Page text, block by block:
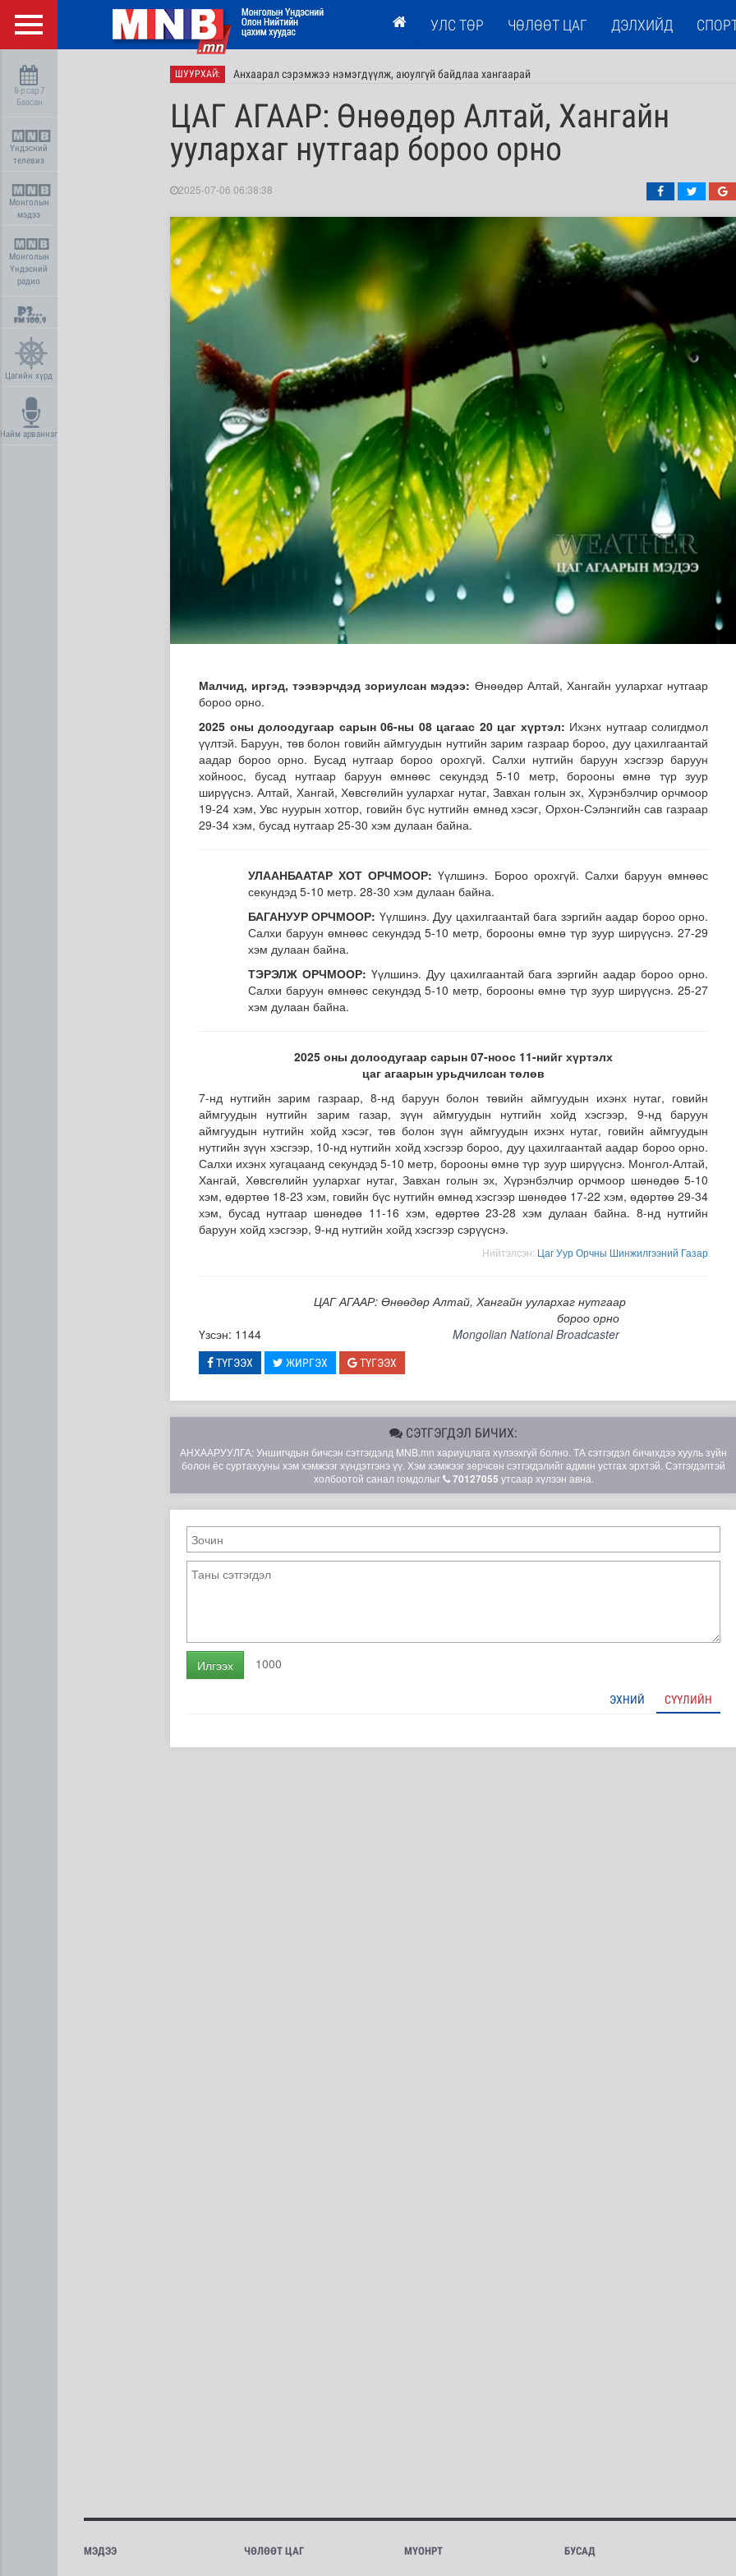
УЛС ТӨР ЧӨЛӨӨТ ЦАГ ДЭЛХИЙД
8-р сар 7
Баасан
Үндэсний
телевиз
Монголын
мэдээ
Монголын
Үндэсний
радио
Цагийн хүрд
Найм арваннэг
ШУУРХАЙ: Анхаарал сэрэмжээ нэмэгдүүлж, аюулгүй байдлаа хангаарай
Нийгмийн даатгалын сангийн хөрөнгө 7.6 тэрбум төгрөгөөр арвижлаа
Сумдын халаалтын төвүүдийн засвар, шинэчлэлийг бүрэн хийж, хувийн хэвшил рүү м..
Эртний ойг хамгаалахын тулд Канадын иргэд мод бэлтгэгчдийн замыг хааж байна
ЦАГ АГААР: Өнөөдөр Алтай, Хангайн
уулархаг нутгаар бороо орно
2025-07-06 06:38:38
Малчид, иргэд, тээвэрчдэд зориулсан мэдээ: Өнөөдөр Алтай, Хангайн уулархаг нутгаар
бороо орно.
2025 оны долоодугаар сарын 06-ны 08 цагаас 20 цаг хүртэл: Ихэнх нутгаар солигдмол
үүлтэй. Баруун, төв болон говийн аймгуудын нутгийн зарим газраар бороо, дуу цахилгаантай
аадар бороо орно. Бусад нутгаар бороо орохгүй. Салхи нутгийн баруун хэсгээр баруун
хойноос, бусад нутгаар баруун өмнөөс секундэд 5-10 метр, борооны өмнө түр зуур
ширүүснэ. Алтай, Хангай, Хөвсгөлийн уулархаг нутаг, Завхан голын эх, Хүрэнбэлчир орчмоор
19-24 хэм, Увс нуурын хотгор, говийн бүс нутгийн өмнөд хэсэг, Орхон-Сэлэнгийн сав газраар
29-34 хэм, бусад нутгаар 25-30 хэм дулаан байна.
УЛААНБААТАР ХОТ ОРЧМООР: Үүлшинэ. Бороо орохгүй. Салхи баруун өмнөөс
секундэд 5-10 метр. 28-30 хэм дулаан байна.
БАГАНУУР ОРЧМООР: Үүлшинэ. Дуу цахилгаантай бага зэргийн аадар бороо орно.
Салхи баруун өмнөөс секундэд 5-10 метр, борооны өмнө түр зуур ширүүснэ. 27-29
хэм дулаан байна.
ТЭРЭЛЖ ОРЧМООР: Үүлшинэ. Дуу цахилгаантай бага зэргийн аадар бороо орно.
Салхи баруун өмнөөс секундэд 5-10 метр, борооны өмнө түр зуур ширүүснэ. 25-27
хэм дулаан байна.
2025 оны долоодугаар сарын 07-ноос 11-нийг хүртэлх
цаг агаарын урьдчилсан төлөв
7-нд нутгийн зарим газраар, 8-нд баруун болон төвийн аймгуудын ихэнх нутаг, говийн
аймгуудын нутгийн зарим газар, зүүн аймгуудын нутгийн хойд хэсгээр, 9-нд баруун
аймгуудын нутгийн хойд хэсэг, төв болон зүүн аймгуудын ихэнх нутаг, говийн аймгуудын
нутгийн зүүн хэсгээр, 10-нд нутгийн хойд хэсгээр бороо, дуу цахилгаантай аадар бороо орно.
Салхи ихэнх хугацаанд секундэд 5-10 метр, борооны өмнө түр зуур ширүүснэ. Монгол-Алтай,
Хангай, Хөвсгөлийн уулархаг нутаг, Завхан голын эх, Хүрэнбэлчир орчмоор шөнөдөө 5-10
хэм, өдөртөө 18-23 хэм, говийн бүс нутгийн өмнөд хэсгээр шөнөдөө 17-22 хэм, өдөртөө 29-34
хэм, бусад нутгаар шөнөдөө 11-16 хэм, өдөртөө 23-28 хэм дулаан байна. 8-нд нутгийн
баруун хойд хэсгээр, 9-нд нутгийн хойд хэсгээр сэрүүснэ.
Нийтэлсэн: Цаг Уур Орчны Шинжилгээний Газар
ЦАГ АГААР: Өнөөдөр Алтай, Хангайн уулархаг нутгаар
бороо орно
Үзсэн: 1144
Mongolian National Broadcaster
ТҮГЭЭХ ЖИРГЭХ ТҮГЭЭХ
СЭТГЭГДЭЛ БИЧИХ:
АНХААРУУЛГА: Уншигчдын бичсэн сэтгэгдэлд MNB.mn хариуцлага хүлээхгүй болно. ТА сэтгэгдэл бичихдээ хууль зүйн
болон ёс суртахууны хэм хэмжээг хүндэтгэнэ үү. Хэм хэмжээг зөрчсөн сэтгэгдэлийг админ устгах эрхтэй. Сэтгэгдэлтэй
холбоотой санал гомдолыг
70127055 утсаар хүлээн авна.
Илгээх 1000
ЭХНИЙ СҮҮЛИЙН
МЭДЭЭ ЧӨЛӨӨТ ЦАГ МҮОНРТ БУСАД